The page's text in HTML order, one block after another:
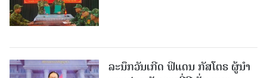
ລະນຶກວັນເກີດ ຟິແດນ ກັສໂຕຣ ຜູ້ນຳ